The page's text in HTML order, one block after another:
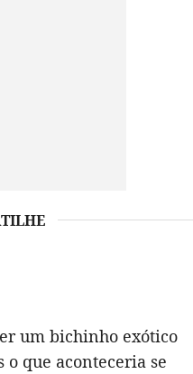
um bichinho exótico
o que aconteceria se